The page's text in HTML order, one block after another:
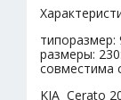
типоразмер:
размеры:
совместима
KIA Cerato